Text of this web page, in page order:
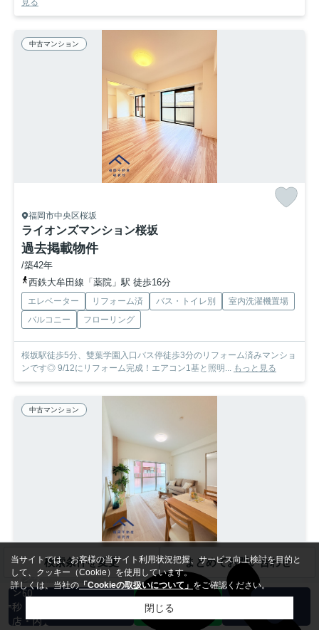
中古マンション
福岡市中央区桜坂
ライオンズマンション桜坂
過去掲載物件
/築42年
西鉄大牟田線「薬院」駅 徒歩16分
エレベーター リフォーム済 バス・トイレ別
室内洗濯機置場
バルコニー
フローリング
桜坂駅徒歩5分、雙葉学園入口バス停徒歩3分のリフォーム済みマンショ
ンです◎ 9/12にリフォーム完成！エアコン1基と照明...
もっと見る
中古マンション
福岡市中央区高砂
コープ東薬院
検索条件を変更 まとめてお問い合わせ
カンタ
ン60
秒 来
店・内
当サイトでは、お客様の当サイト利用状況把握、サービス向上検討を目的と
して、クッキー（Cookie）を使用しています。
詳しくは、当社の「Cookieの取扱いについて」 をご確認ください。
閉じる